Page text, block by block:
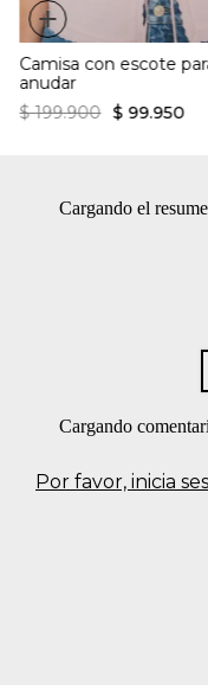
+
Camisa con escote
anudar
$ 199.900 $ 99.950
Cargando el
Por favor, inicia
Cargando